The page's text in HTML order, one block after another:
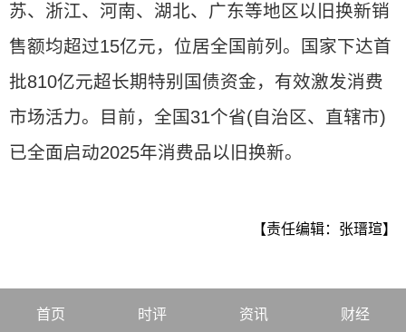
苏、浙江、河南、湖北、广东等地区以旧换新销
售额均超过15亿元，位居全国前列。国家下达首
批810亿元超长期特别国债资金，有效激发消费
市场活力。目前，全国31个省(自治区、直辖市)
已全面启动2025年消费品以旧换新。
【责任编辑：张瑨瑄】
首页 时评 资讯 财经